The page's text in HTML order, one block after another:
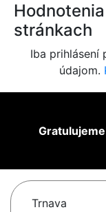
stránkach
Iba prihlásení
údajom.
Trnava